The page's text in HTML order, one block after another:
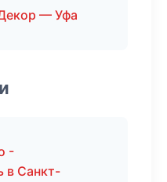
— Уфа
-
в Санкт-